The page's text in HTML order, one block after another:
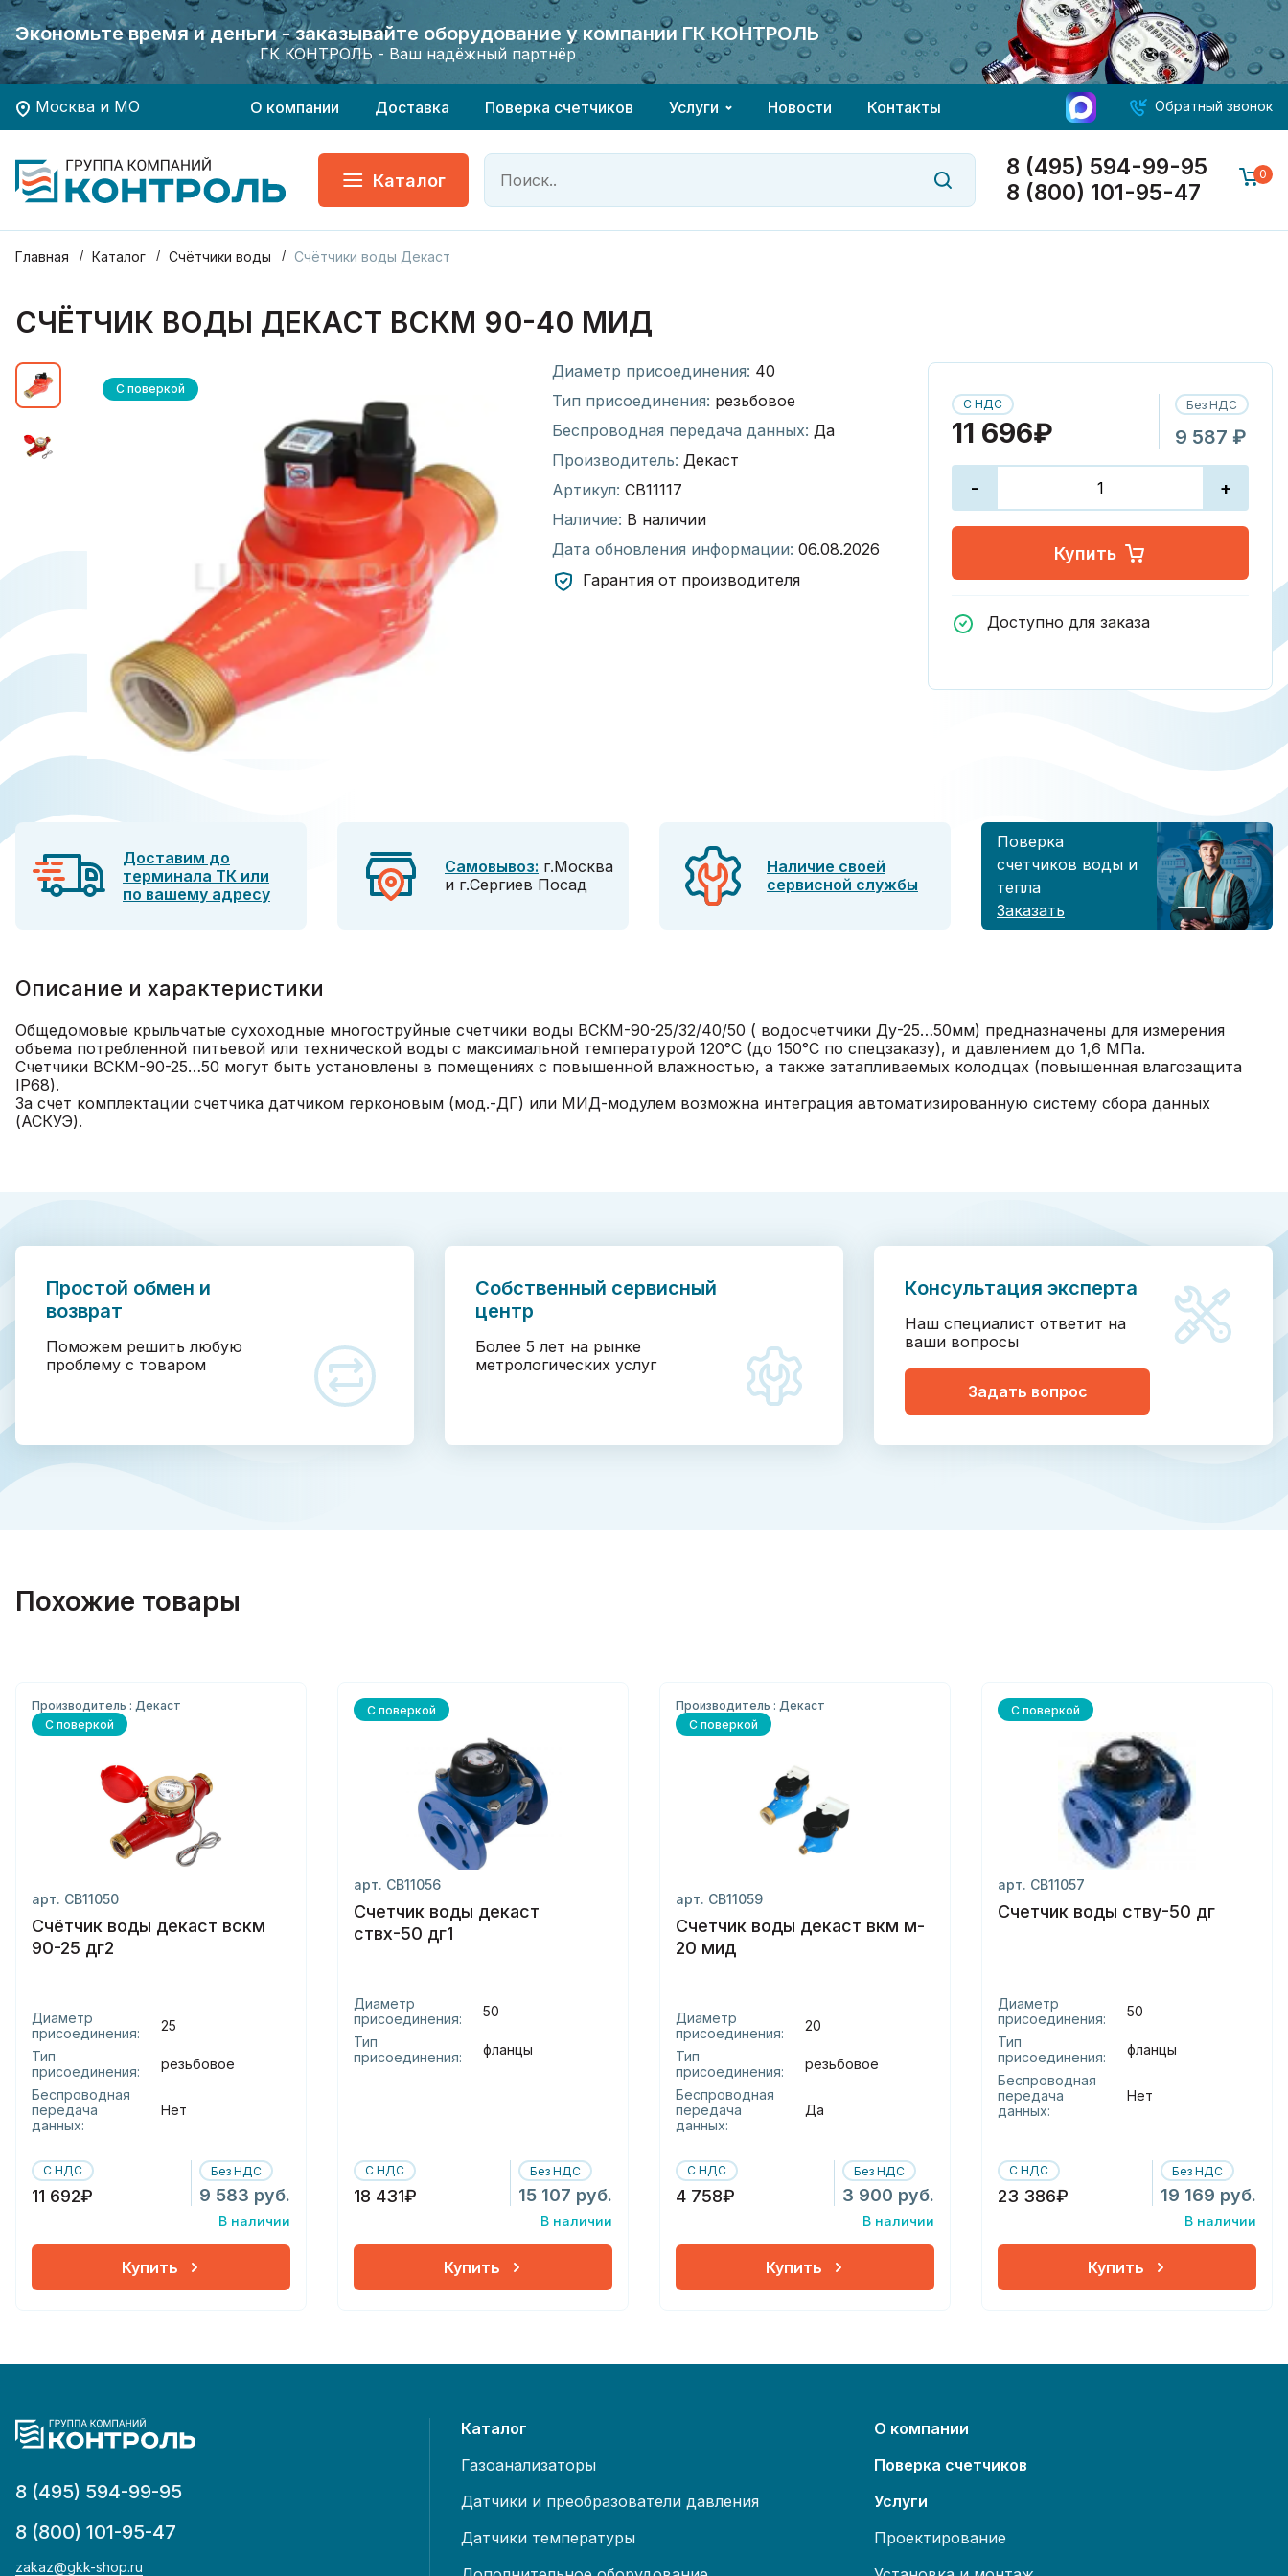
Экономьте время и деньги - заказывайте оборудование у компании ГК КОНТРОЛЬ
ГК КОНТРОЛЬ - Ваш надёжный партнёр
Хотите заказать поверку приборов учета?
Экономьте время и деньги - заказывайте оборудование у компании ГК КОНТРОЛЬ
ГК КОНТРОЛЬ - Ваш надёжный партнёр
Хотите заказать поверку приборов учета?
Москва и МО О компании Доставка Поверка счетчиков Услуги Новости Контакты Обратный звонок
Каталог
8 (495) 594-99-95
8 (800) 101-95-47
0
Главная Каталог Счётчики воды Счётчики воды Декаст
СЧЁТЧИК ВОДЫ ДЕКАСТ ВСКМ 90-40 МИД
С поверкой
Диаметр присоединения: 40
Тип присоединения: резьбовое
Беспроводная передача данных: Да
Производитель: Декаст
Артикул: СВ11117
Наличие: В наличии
Дата обновления информации: 06.08.2026
Гарантия от производителя
С НДС
11 696₽
Без НДС
9 587 ₽
- +
Купить
Доступно для заказа
Доставим до
терминала ТК или
по вашему адресу
Самовывоз: г.Москва
и г.Сергиев Посад
Наличие своей
сервисной службы
Поверка
счетчиков воды и
тепла
Заказать
Описание и характеристики
Общедомовые крыльчатые сухоходные многоструйные счетчики воды ВСКМ-90-25/32/40/50 ( водосчетчики Ду-25…50мм) предназначены для измерения
объема потребленной питьевой или технической воды с максимальной температурой 120°C (до 150°C по спецзаказу), и давлением до 1,6 МПа.
Счетчики ВСКМ-90-25…50 могут быть установлены в помещениях с повышенной влажностью, а также затапливаемых колодцах (повышенная влагозащита
IP68).
За счет комплектации счетчика датчиком герконовым (мод.-ДГ) или МИД-модулем возможна интеграция автоматизированную систему сбора данных
(АСКУЭ).
Простой обмен и
возврат
Поможем решить любую
проблему с товаром
Собственный сервисный
центр
Более 5 лет на рынке
метрологических услуг
Консультация эксперта
Наш специалист ответит на
ваши вопросы
Задать вопрос
Похожие товары
Производитель : Декаст
С поверкой
арт. СВ11050
Счётчик воды декаст вскм
90-25 дг2
Диаметр
присоединения:
25
Тип
присоединения:
резьбовое
Беспроводная
передача
данных:
Нет
С НДС
11 692₽
Без НДС
9 583 руб.
В наличии
Купить
С поверкой
арт. СВ11056
Счетчик воды декаст
ствх-50 дг1
Диаметр
присоединения:
50
Тип
присоединения:
фланцы
С НДС
18 431₽
Без НДС
15 107 руб.
В наличии
Купить
Производитель : Декаст
С поверкой
арт. СВ11059
Счетчик воды декаст вкм м-
20 мид
Диаметр
присоединения:
20
Тип
присоединения:
резьбовое
Беспроводная
передача
данных:
Да
С НДС
4 758₽
Без НДС
3 900 руб.
В наличии
Купить
С поверкой
арт. СВ11057
Счетчик воды ству-50 дг
Диаметр
присоединения:
50
Тип
присоединения:
фланцы
Беспроводная
передача
данных:
Нет
С НДС
23 386₽
Без НДС
19 169 руб.
В наличии
Купить
8 (495) 594-99-95
8 (800) 101-95-47
zakaz@gkk-shop.ru
Каталог
Газоанализаторы
Датчики и преобразователи давления
Датчики температуры
О компании
Поверка счетчиков
Услуги
Проектирование